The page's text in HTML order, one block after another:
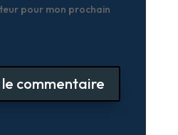
pour mon prochain
commentaire